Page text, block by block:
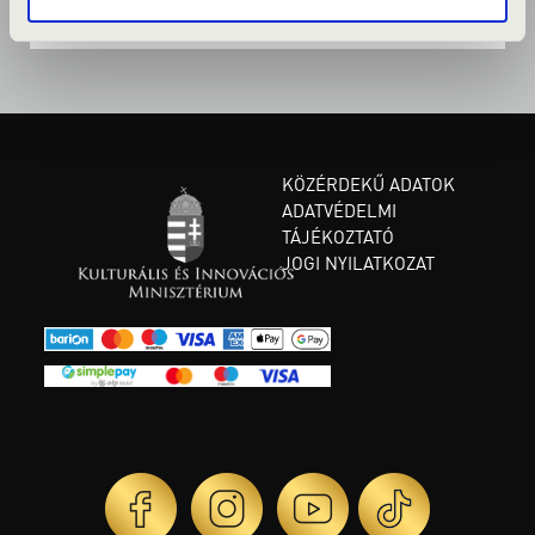
KÖZÉRDEKŰ ADATOK
ADATVÉDELMI
TÁJÉKOZTATÓ
JOGI NYILATKOZAT